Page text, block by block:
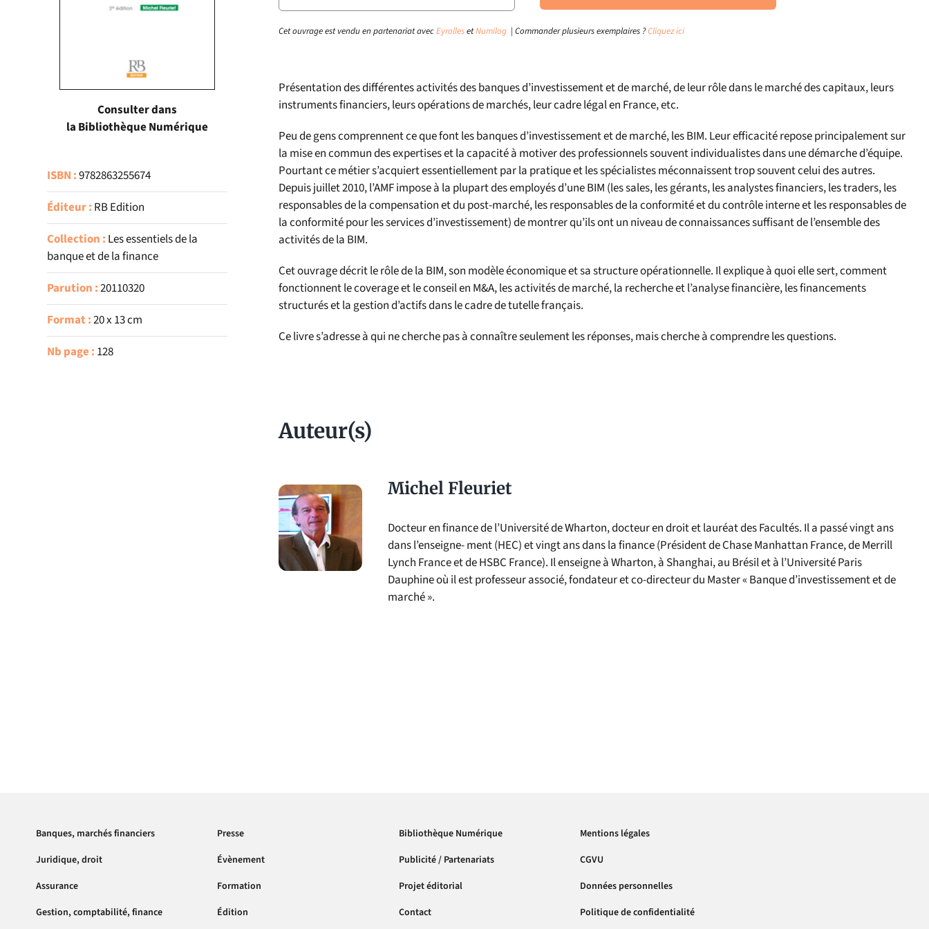
Cet ouvrage est vendu en partenariat avecEyrollesetNumilog | Commander plusieurs exemplaires ?Cliquez ici
Présentation des différentes activités des banques d’investissement et de marché, de leur rôle dans le marché des capitaux, leurs
instruments financiers, leurs opérations de marchés, leur cadre légal en France, etc.
Peu de gens comprennent ce que font les banques d’investissement et de marché, les BIM. Leur efficacité repose principalement sur
la mise en commun des expertises et la capacité à motiver des professionnels souvent individualistes dans une démarche d’équipe.
Pourtant ce métier s’acquiert essentiellement par la pratique et les spécialistes méconnaissent trop souvent celui des autres.
Depuis juillet 2010, l’AMF impose à la plupart des employés d’une BIM (les sales, les gérants, les analystes financiers, les traders, les
responsables de la compensation et du post-marché, les responsables de la conformité et du contrôle interne et les responsables de
la conformité pour les services d’investissement) de montrer qu’ils ont un niveau de connaissances suffisant de l’ensemble des
activités de la BIM.
Cet ouvrage décrit le rôle de la BIM, son modèle économique et sa structure opérationnelle. Il explique à quoi elle sert, comment
fonctionnent le coverage et le conseil en M&A, les activités de marché, la recherche et l’analyse financière, les financements
structurés et la gestion d’actifs dans le cadre de tutelle français.
Ce livre s’adresse à qui ne cherche pas à connaître seulement les réponses, mais cherche à comprendre les questions.
Auteur(s)
Michel Fleuriet
Docteur en finance de l’Université de Wharton, docteur en droit et lauréat des Facultés. Il a passé vingt ans
dans l’enseigne- ment (HEC) et vingt ans dans la finance (Président de Chase Manhattan France, de Merrill
Lynch France et de HSBC France). Il enseigne à Wharton, à Shanghai, au Brésil et à l’Université Paris
Dauphine où il est professeur associé, fondateur et co-directeur du Master « Banque d’investissement et de
marché ».
Consulter dans
la Bibliothèque Numérique
ISBN :9782863255674
Éditeur : RB Edition
Collection : Les essentiels de la
banque et de la finance
Parution :20110320
Format :20 x 13 cm
Nb page : 128
Banques, marchés financiers
Juridique, droit
Assurance
Gestion, comptabilité, finance
Presse
Évènement
Formation
Édition
Bibliothèque Numérique
Publicité / Partenariats
Projet éditorial
Contact
Mentions légales
CGVU
Données personnelles
Politique de confidentialité